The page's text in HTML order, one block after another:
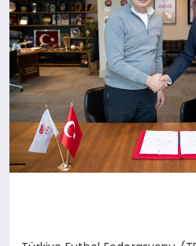
KIMDIR?
HESAPLAMALAR